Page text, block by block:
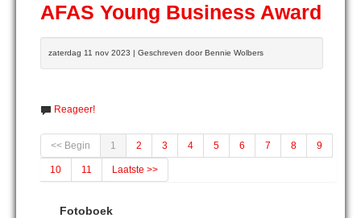
AFAS Young Business Award
zaterdag 11 nov 2023 | Geschreven door Bennie Wolbers
Reageer!
<< Begin 1 2 3 4 5 6 7 8 9
10 11 Laatste >>
Fotoboek